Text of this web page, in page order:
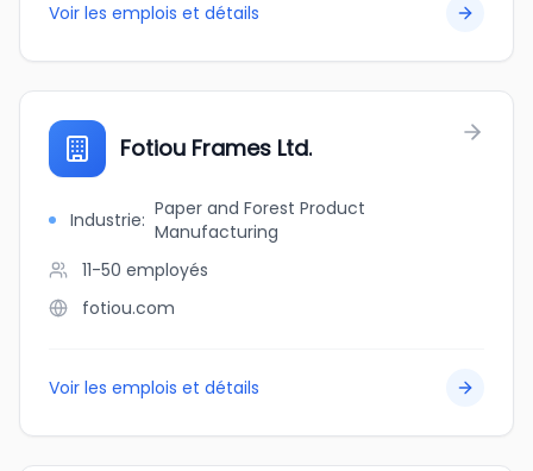
Voir les emplois et détails
Fotiou Frames Ltd.
Industrie: Paper and Forest Product
Manufacturing
11-50 employés
fotiou.com
Voir les emplois et détails